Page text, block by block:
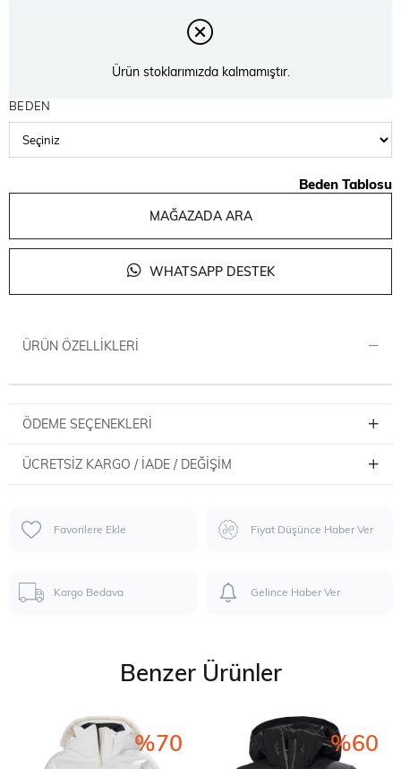
Ürün stoklarımızda kalmamıştır.
BEDEN
Beden Tablosu
MAĞAZADA ARA
WHATSAPP DESTEK
ÜRÜN ÖZELLIKLERI
ÖDEME SEÇENEKLERI
ÜCRETSIZ KARGO / İADE / DEĞIŞIM
Favorilere Ekle Fiyat Düşünce Haber Ver
Kargo Bedava Gelince Haber Ver
Benzer Ürünler
%70 %60